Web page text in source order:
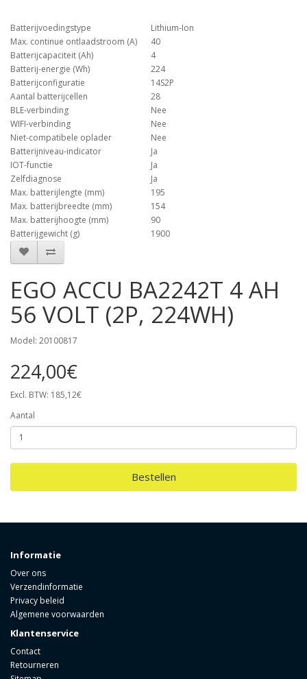
Batterijvoedingstype
Lithium-Ion
Max. continue ontlaadstroom (A)
40
Batterijcapaciteit (Ah)
4
Batterij-energie (Wh)
224
Batterijconfiguratie
14S2P
Aantal batterijcellen
28
BLE-verbinding
Nee
WIFI-verbinding
Nee
Niet-compatibele oplader
Nee
Batterijniveau-indicator
Ja
IOT-functie
Ja
Zelfdiagnose
Ja
Max. batterijlengte (mm)
195
Max. batterijbreedte (mm)
154
Max. batterijhoogte (mm)
90
Batterijgewicht (g)
1900
EGO ACCU BA2242T 4 AH
56 VOLT (2P, 224WH)
Model: 20100817
224,00€
Excl. BTW: 185,12€
Aantal
Bestellen
Informatie
Over ons
Verzendinformatie
Privacy beleid
Algemene voorwaarden
Klantenservice
Contact
Retourneren